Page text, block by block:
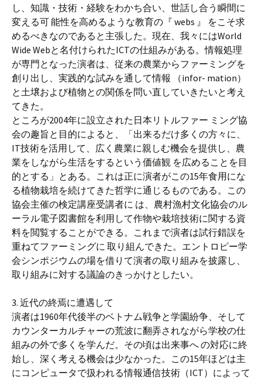
し、知識・技術・経験をわかち合い、世話し合う瞬間に
変える可 能性を高めるような教育の『 webs 』 をこそ求
めるべきなのであると主張した。現在、我々にはWorld
Wide Webと名付けられたICTの仕組みがある。情報処理
が専門となった演者は、従来の農業からファーミングを
創り出し、実践的な試みを通して情報 （infor- mation）
と土壌および植物との関係を問い直していきたいと考え
てきた。
ところが2004年に設立された日本リトルファー ミング協
会の趣旨と目的によると、「出来るだけ多くの方々に、
IT技術を活用して、広く農業に親しむ機会を提供し、農
業をしながら生活をするという価値観 を広めることを目
的とする」とある。これは正に演者がこの15年食用にな
る植物栽培を続けてきた哲学に通じるものである。この
協会主催の検定講座受講者に は、農村漁村文化協会のル
ーラル電子図書館を利用して作物や栽培技術に関する資
料を閲覧することができる。これまで演者は試行錯誤を
重ねてファーミングに 取り組んできた。エントロピー学
会シンポジウムの場を借りて演者の取り組みを披露し、
取り組みに対する議論のきっかけとしたい。
3. 近代の終焉に遭遇して
演者は1960年代後半のベトナム戦争と学園紛争、そして
カウンターカルチャーの荒波に翻弄されながら学校の仕
組みの外で多くを学んだ。その頃は出来事へ の対応に終
始し、深く考える機会は少なかった。この15年ほどは主
にコンピュータで扱われる情報通信技術（ICT）によって